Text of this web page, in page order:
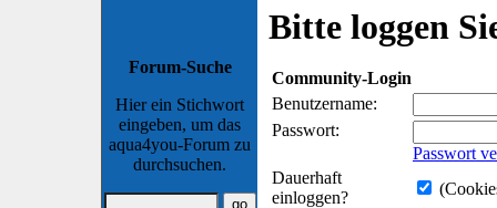
Forum-Suche
Hier ein Stichwort
eingeben, um das
aqua4you-Forum zu
durchsuchen.
Bitte loggen
Community-Login
Benutzername:
Passwort:
Passwort
Dauerhaft
einloggen?